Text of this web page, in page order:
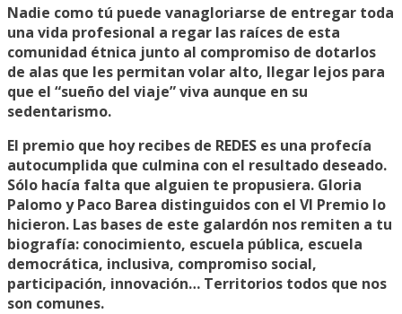
Nadie como tú puede vanagloriarse de entregar toda
una vida profesional a regar las raíces de esta
comunidad étnica junto al compromiso de dotarlos
de alas que les permitan volar alto, llegar lejos para
que el “sueño del viaje” viva aunque en su
sedentarismo.
El premio que hoy recibes de REDES es una profecía
autocumplida que culmina con el resultado deseado.
Sólo hacía falta que alguien te propusiera. Gloria
Palomo y Paco Barea distinguidos con el VI Premio lo
hicieron. Las bases de este galardón nos remiten a tu
biografía: conocimiento, escuela pública, escuela
democrática, inclusiva, compromiso social,
participación, innovación… Territorios todos que nos
son comunes.